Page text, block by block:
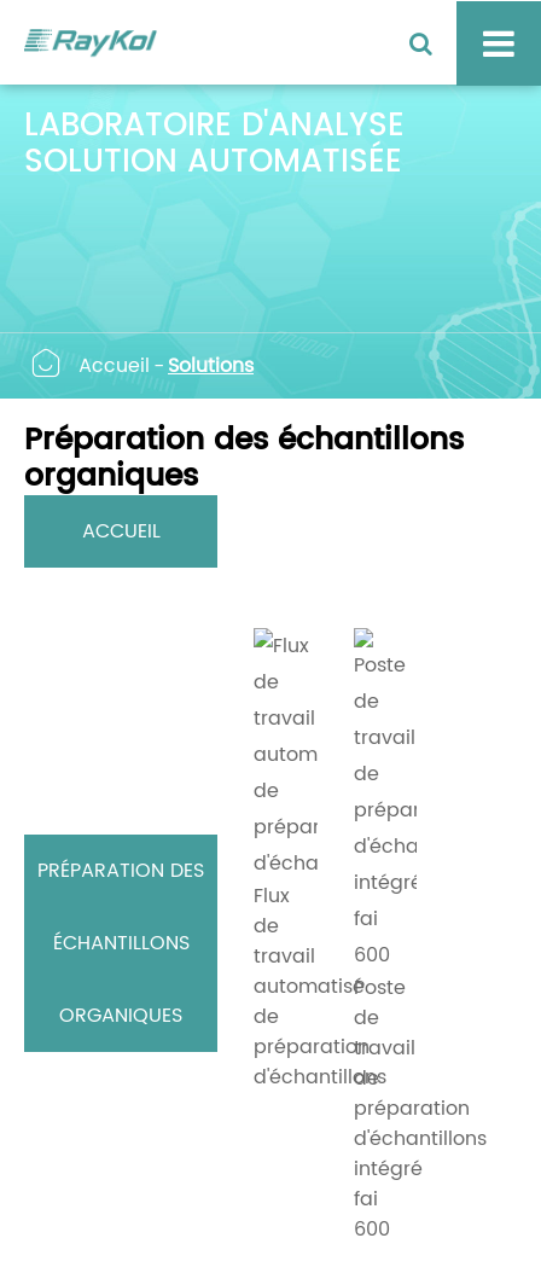
LABORATOIRE D'ANALYSE
SOLUTION AUTOMATISÉE
 Accueil Solutions
Préparation des échantillons
organiques
ACCUEIL
PRÉPARATION DES
ÉCHANTILLONS
ORGANIQUES
Flux
de
travail
automatisé
de
préparation
d'échantillons
Poste
de
travail
de
préparation
d'échantillons
intégré
fai
600